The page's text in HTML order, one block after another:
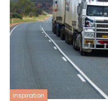
inspiration